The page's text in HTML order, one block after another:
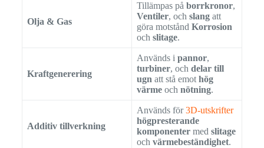
Olja & Gas
Tillämpas på borrkronor,
Ventiler, och slangatt
göra motstånd Korrosion
och slitage.
Kraftgenerering
Används i pannor,
turbiner, och delar till
ugn att stå emot hög
värmeoch nötning.
Additiv tillverkning
Används för3D-utskrifter
högpresterande
komponentermed slitage
och värmebeständighet.